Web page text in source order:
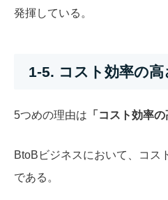
発揮している。
1-5. コスト効率の高
5つめの理由は 「コスト効率の
BtoBビジネスにおいて、コス
である。